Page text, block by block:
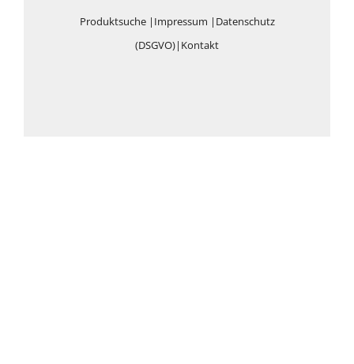
Produktsuche| Impressum | Datenschutz
(DSGVO)| Kontakt